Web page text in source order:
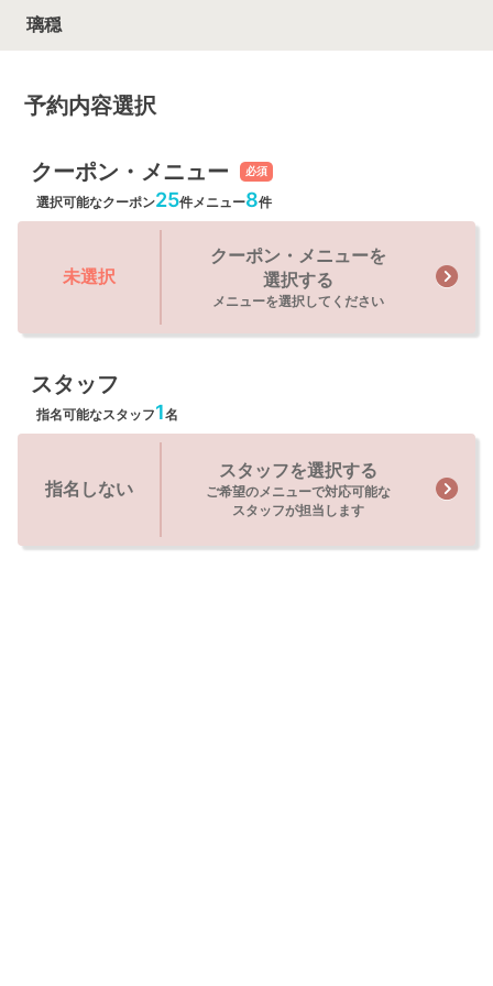
璃穏
予約内容選択
クーポン・メニュー 必須
選択可能なクーポン25件 メニュー8件
未選択
クーポン・メニューを
選択する
メニューを選択してください
スタッフ
指名可能なスタッフ1名
指名しない
スタッフを選択する
ご希望のメニューで対応可能な
スタッフが担当します